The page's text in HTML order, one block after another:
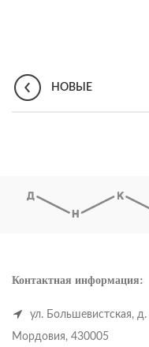
НОВЫЕ
Контактная информация:
ул. Большевистская,
Мордовия, 430005